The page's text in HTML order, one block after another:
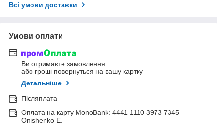
Всі умови доставки
Умови оплати
Ви отримаєте замовлення
або гроші повернуться на вашу картку
Детальніше
Післяплата
Оплата на карту MonoBank: 4441 1110 3973 7345
Onishenko E.